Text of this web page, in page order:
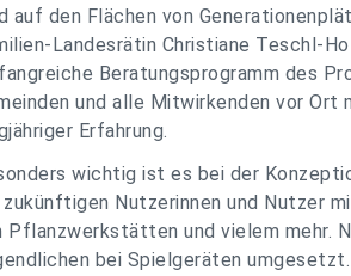
auf den Flächen von
Landesrätin Christiane Teschl-
Beratungsprogramm des
und alle Mitwirkenden vor
Erfahrung.
wichtig ist es bei der
Nutzerinnen und Nutzer
Pflanzwerkstätten und vielem mehr.
bei Spielgeräten